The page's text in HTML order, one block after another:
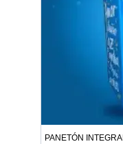
PANETÓN